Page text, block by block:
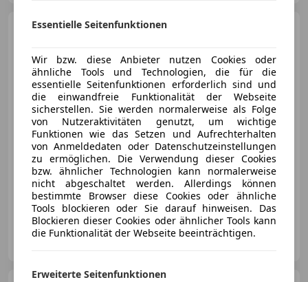
Opel Astra
€ 23 990 1
11/2025 10 km Benzin 96 kW (131 PS)
Eisner Auto Südring, Klagenfurt
Essentielle Seitenfunktionen
Wir bzw. diese Anbieter nutzen Cookies oder
ähnliche Tools und Technologien, die für die
essentielle Seitenfunktionen erforderlich sind und
die einwandfreie Funktionalität der Webseite
sicherstellen. Sie werden normalerweise als Folge
von Nutzeraktivitäten genutzt, um wichtige
Funktionen wie das Setzen und Aufrechterhalten
von Anmeldedaten oder Datenschutzeinstellungen
zu ermöglichen. Die Verwendung dieser Cookies
bzw. ähnlicher Technologien kann normalerweise
nicht abgeschaltet werden. Allerdings können
bestimmte Browser diese Cookies oder ähnliche
Tools blockieren oder Sie darauf hinweisen. Das
Blockieren dieser Cookies oder ähnlicher Tools kann
die Funktionalität der Webseite beeinträchtigen.
Erweiterte Seitenfunktionen